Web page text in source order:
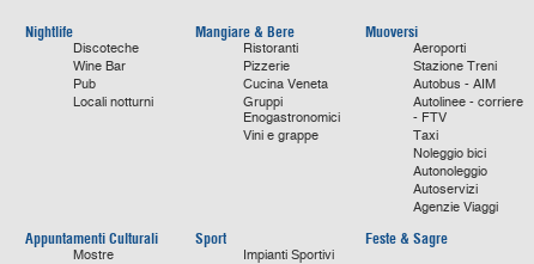
Nightlife
Discoteche
Wine Bar
Pub
Locali notturni
Mangiare & Bere
Ristoranti
Pizzerie
Cucina Veneta
Gruppi
Enogastronomici
Vini e grappe
Muoversi
Aeroporti
Stazione Treni
Autobus - AIM
Autolinee - corriere
- FTV
Taxi
Noleggio bici
Autonoleggio
Autoservizi
Agenzie Viaggi
Appuntamenti Culturali
Mostre
Sport
Impianti Sportivi
Feste & Sagre